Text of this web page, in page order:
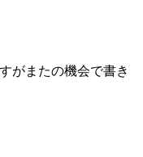
がまたの機会で書き